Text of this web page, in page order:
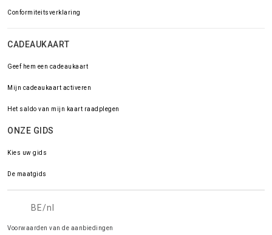
Conformiteitsverklaring
CADEAUKAART
Geef hem een cadeaukaart
Mijn cadeaukaart activeren
Het saldo van mijn kaart raadplegen
ONZE GIDS
Kies uw gids
De maatgids
BE/nl
Voorwaarden van de aanbiedingen